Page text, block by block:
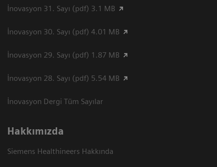
İnovasyon 31. Sayı (pdf) 3.1 MB
İnovasyon 30. Sayı (pdf) 4.01 MB
İnovasyon 29. Sayı (pdf) 1.87 MB
İnovasyon 28. Sayı (pdf) 5.54 MB
İnovasyon Dergi Tüm Sayılar
Hakkımızda
Siemens Healthineers Hakkında